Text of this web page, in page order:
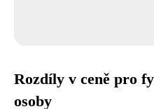
Rozdíly v ceně pro
osoby